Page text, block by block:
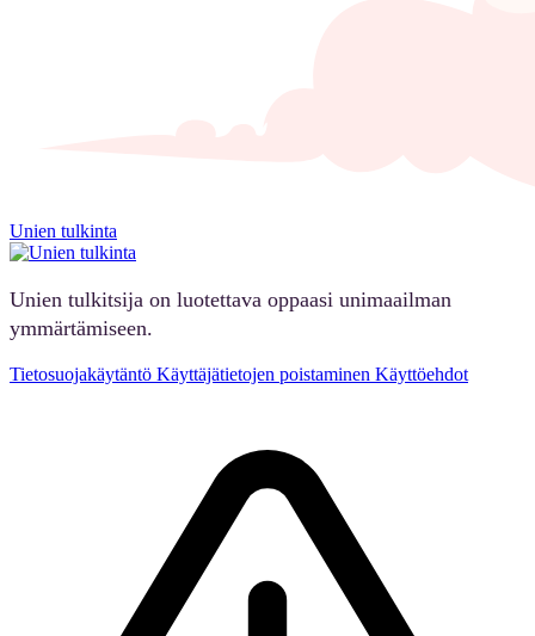
Unien tulkinta
Unien tulkitsija on luotettava oppaasi unimaailman
ymmärtämiseen.
Tietosuojakäytäntö Käyttäjätietojen poistaminen Käyttöehdot